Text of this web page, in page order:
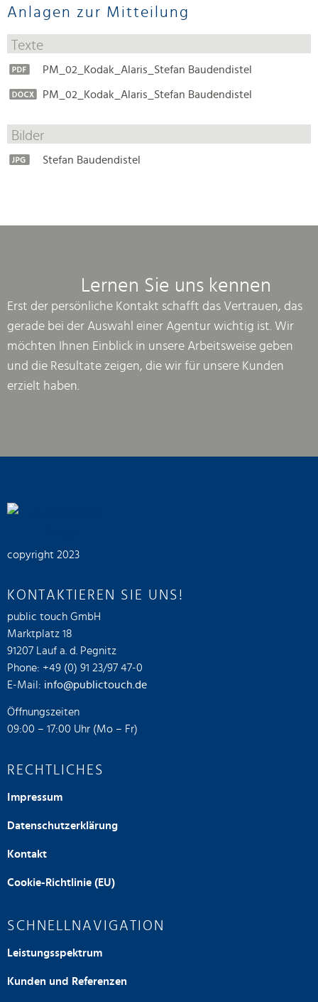
Anlagen zur Mitteilung
Texte
PM_02_Kodak_Alaris_Stefan Baudendistel
PM_02_Kodak_Alaris_Stefan Baudendistel
Bilder
Stefan Baudendistel
Lernen Sie uns kennen
Erst der persönliche Kontakt schafft das Vertrauen, das
gerade bei der Auswahl einer Agentur wichtig ist. Wir
möchten Ihnen Einblick in unsere Arbeitsweise geben
und die Resultate zeigen, die wir für unsere Kunden
erzielt haben.
copyright 2023
KONTAKTIEREN SIE UNS!
public touch GmbH
Marktplatz 18
91207 Lauf a. d. Pegnitz
Phone: +49 (0) 91 23/97 47-0
E-Mail: info@publictouch.de
Öffnungszeiten
09:00 – 17:00 Uhr (Mo – Fr)
RECHTLICHES
Impressum
Datenschutzerklärung
Kontakt
Cookie-Richtlinie (EU)
SCHNELLNAVIGATION
Leistungsspektrum
Kunden und Referenzen